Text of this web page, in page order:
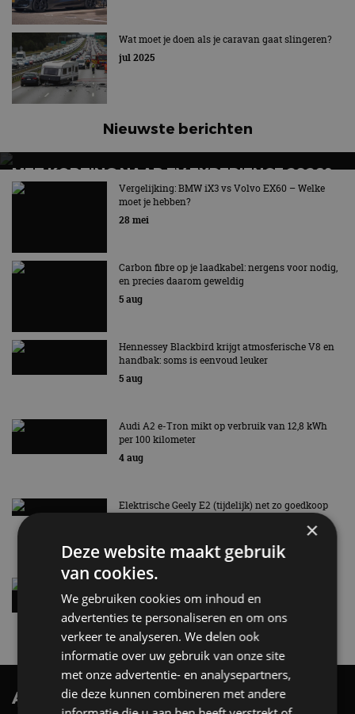
Wat moet je doen als je caravan gaat slingeren?
jul 2025
Nieuwste berichten
MET KORTING NAAR EV EXPERIENCE 2026?
AUTORAI REGELT HET!
EV Experience 2026 van 24 tot 26 september
Vergelijking: BMW iX3 vs Volvo EX60 – Welke
moet je hebben?
28 mei
Carbon fibre op je laadkabel: nergens voor nodig,
en precies daarom geweldig
5 aug
Hennessey Blackbird krijgt atmosferische V8 en
handbak: soms is eenvoud leuker
5 aug
Audi A2 e-Tron mikt op verbruik van 12,8 kWh
per 100 kilometer
4 aug
Elektrische Geely E2 (tijdelijk) net zo goedkoop
kilometer en wordt goedkoper
4 aug
AutoRAI.nl TV SUBSCRIBE
×
Deze website maakt gebruik
van cookies.
We gebruiken cookies om inhoud en
advertenties te personaliseren en om ons
verkeer te analyseren. We delen ook
informatie over uw gebruik van onze site
met onze advertentie- en analysepartners,
die deze kunnen combineren met andere